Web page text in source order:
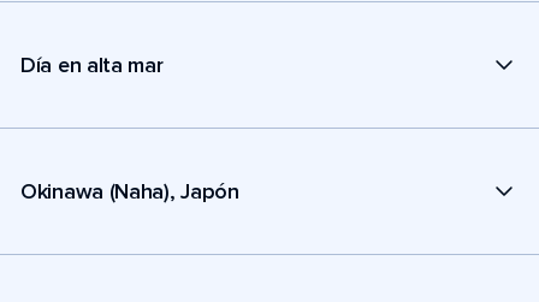
Día en alta mar
Okinawa (Naha), Japón